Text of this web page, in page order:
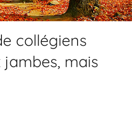
collégiens
mais